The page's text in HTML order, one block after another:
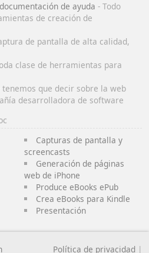
de ayuda - Todo
de creación de
de pantalla de alta calidad,
clase de herramientas para
que decir sobre la web
desarrolladora de software
Capturas de pantalla y
screencasts
Generación de páginas
web de iPhone
Produce eBooks ePub
Crea eBooks para Kindle
Presentación
Política de privacidad |